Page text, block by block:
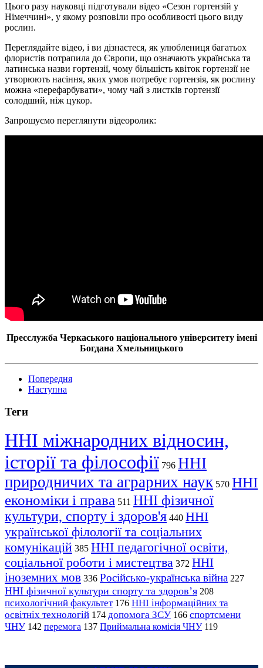
Цього разу науковці підготували відео «Сезон гортензій у
Німеччині», у якому розповіли про особливості цього виду
рослин.
Переглядайте відео, і ви дізнаєтеся, як улюблениця багатьох
флористів потрапила до Європи, що означають українська та
латинська назви гортензії, чому більшість квіток гортензії не
утворюють насіння, яких умов потребує гортензія, як рослину
можна «перефарбувати», чому чай з листків гортензії
солодший, ніж цукор.
Запрошуємо переглянути відеоролик:
Пресслужба Черкаського національного університету імені
Богдана Хмельницького
Попередня
Наступна
Теги
ННІ міжнародних відносин,
історії та філософії 796 ННІ
природничих та аграрних наук 570 ННІ
економіки і права 511 ННІ фізичної
культури, спорту і здоров'я 440 ННІ
української філології та соціальних
комунікацій 385 ННІ педагогічної освіти,
соціальної роботи і мистецтва 372 ННІ
іноземних мов 336 Російсько-українська війна 227
ННІ фізичної культури спорту та здоров’я 208
психологічний факультет 176 ННІ інформаційних та
освітніх технологій 174 допомога ЗСУ 166 спортсмени
ЧНУ 142 перемога 137 Приймальна комісія ЧНУ 119